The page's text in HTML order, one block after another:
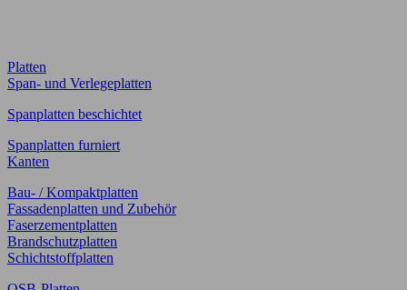
Platten
Span- und Verlegeplatten
Spanplatten beschichtet
Spanplatten furniert
Kanten
Bau- / Kompaktplatten
Fassadenplatten und Zubehör
Faserzementplatten
Brandschutzplatten
Schichtstoffplatten